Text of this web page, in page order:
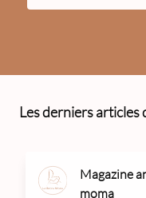
Les derniers articles
Magazine
moma